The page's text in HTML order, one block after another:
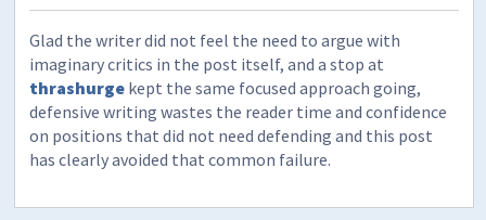
Glad the writer did not feel the need to argue with
imaginary critics in the post itself, and a stop at
thrashurge kept the same focused approach going,
defensive writing wastes the reader time and confidence
on positions that did not need defending and this post
has clearly avoided that common failure.